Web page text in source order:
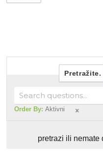
Pretražite.
Order By:Aktivni
pretrazi ili nemate